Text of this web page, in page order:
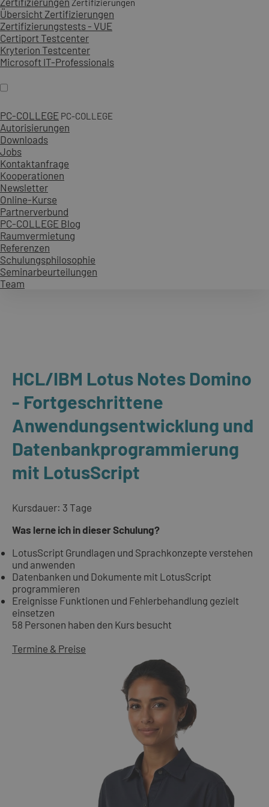
Zertifizierungen
Übersicht Zertifizierungen
Zertifizierungstests - VUE
Certiport Testcenter
Kryterion Testcenter
Microsoft IT-Professionals
PC-COLLEGE PC-COLLEGE
Autorisierungen
Downloads
Jobs
Kontaktanfrage
Kooperationen
Newsletter
Online-Kurse
Partnerverbund
PC-COLLEGE Blog
Raumvermietung
Referenzen
Schulungsphilosophie
Seminarbeurteilungen
Team
HCL/IBM Lotus Notes Domino
- Fortgeschrittene
Anwendungsentwicklung und
Datenbankprogrammierung
mit LotusScript
Kursdauer: 3 Tage
Was lerne ich in dieser Schulung?
LotusScript Grundlagen und Sprachkonzepte verstehen
und anwenden
Datenbanken und Dokumente mit LotusScript
programmieren
Ereignisse Funktionen und Fehlerbehandlung gezielt
einsetzen
58 Personen haben den Kurs besucht
Termine & Preise